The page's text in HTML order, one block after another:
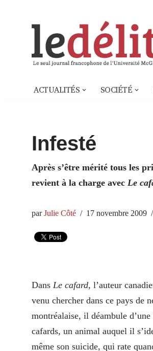
ACTUALITÉS SOCIÉTÉ
Infesté
Après s’être mérité tous les
revient à la charge avec Le
parJulie Côté 17 novembre 2009
Dans Le cafard, l’auteur
venu chercher dans ce pays de
montréalaise, il déambule
cafards, un animal auquel il
même son suicide, qui rate